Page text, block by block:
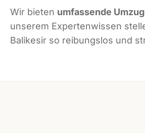
Wir bieten umfassende
unserem Expertenwissen
Balikesir so reibungslos und